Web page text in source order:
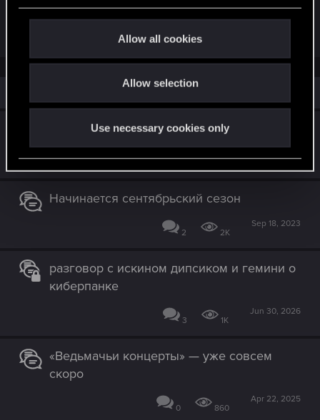
Allow all cookies
Allow selection
Use necessary cookies only
c
n
Akio-sama, Q255 and 1 other person
Начинается ноябрьский сезон
Начинается сентябрьский сезон
2 2K
Sep 18, 2023
разговор с искином дипсиком и гемини о
киберпанке
3 1K
Jun 30, 2026
«Ведьмачьи концерты» — уже совсем
скоро
0 860
Apr 22, 2025